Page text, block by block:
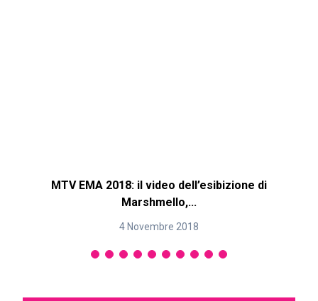
MTV EMA 2018: il video dell’esibizione di
Marshmello,...
4 Novembre 2018